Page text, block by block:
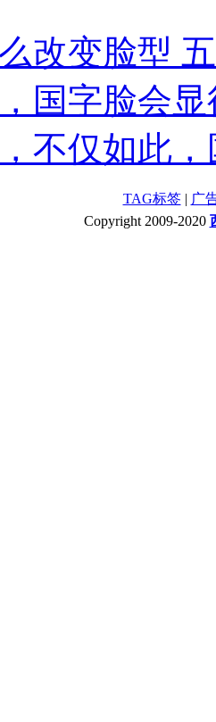
改变脸型
国字脸会
不仅如此
TAG标签 | 广
Copyright 2009-2020